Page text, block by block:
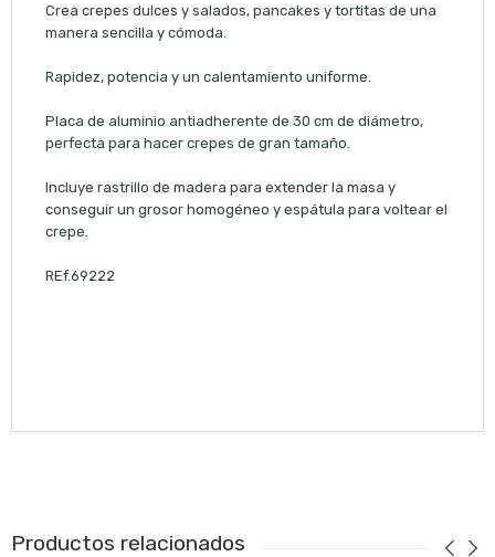
Crea crepes dulces y salados, pancakes y tortitas de una
manera sencilla y cómoda.
Rapidez, potencia y un calentamiento uniforme.
Placa de aluminio antiadherente de 30 cm de diámetro,
perfecta para hacer crepes de gran tamaño.
Incluye rastrillo de madera para extender la masa y
conseguir un grosor homogéneo y espátula para voltear el
crepe.
REf.69222
Productos relacionados